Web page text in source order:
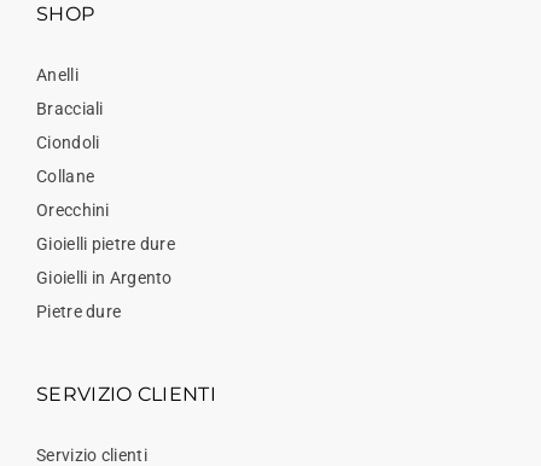
SHOP
Anelli
Bracciali
Ciondoli
Collane
Orecchini
Gioielli pietre dure
Gioielli in Argento
Pietre dure
SERVIZIO CLIENTI
Servizio clienti